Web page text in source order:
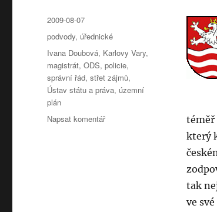
téměř
který
tak
ve
Publikováno:
2009-08-07
Rubriky:
podvody, úřednické
Štítky:
Ivana Doubová, Karlovy Vary,
magistrát,ODS,policie,
správní řád,střet zájmů,
Ústav státu a práva, územní
plán
Napsat komentářpro